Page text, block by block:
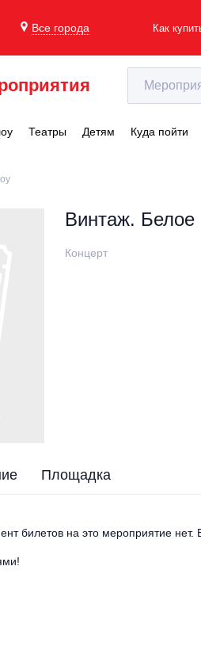
Все города Как
Театры Детям Куда пойти
Винтаж.
Концерт
Площадка
билетов на это мероприятие